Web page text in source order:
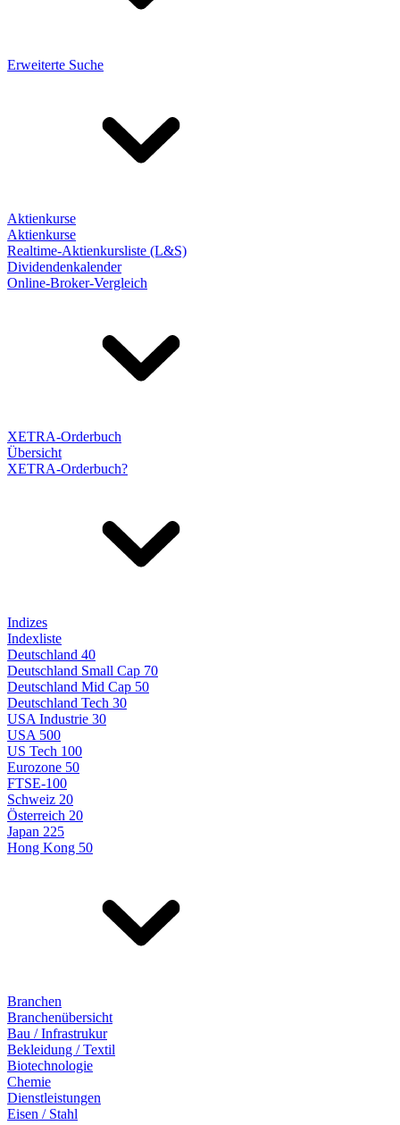
Erweiterte Suche
Aktienkurse
Aktienkurse
Realtime-Aktienkursliste (L&S)
Dividendenkalender
Online-Broker-Vergleich
XETRA-Orderbuch
Übersicht
XETRA-Orderbuch?
Indizes
Indexliste
Deutschland 40
Deutschland Small Cap 70
Deutschland Mid Cap 50
Deutschland Tech 30
USA Industrie 30
USA 500
US Tech 100
Eurozone 50
FTSE-100
Schweiz 20
Österreich 20
Japan 225
Hong Kong 50
Branchen
Branchenübersicht
Bau / Infrastrukur
Bekleidung / Textil
Biotechnologie
Chemie
Dienstleistungen
Eisen / Stahl